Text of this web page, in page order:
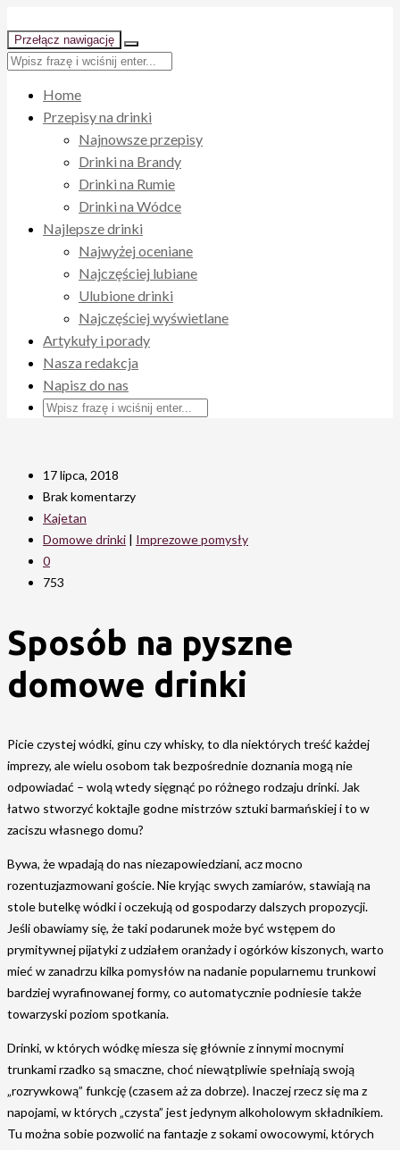
Przełącz nawigację
Home
Przepisy na drinki
Najnowsze przepisy
Drinki na Brandy
Drinki na Rumie
Drinki na Wódce
Najlepsze drinki
Najwyżej oceniane
Najczęściej lubiane
Ulubione drinki
Najczęściej wyświetlane
Artykuły i porady
Nasza redakcja
Napisz do nas
17 lipca, 2018
Brak komentarzy
Kajetan
Domowe drinki | Imprezowe pomysły
0
753
Sposób na pyszne
domowe drinki
Picie czystej wódki, ginu czy whisky, to dla niektórych treść każdej
imprezy, ale wielu osobom tak bezpośrednie doznania mogą nie
odpowiadać – wolą wtedy sięgnąć po różnego rodzaju drinki. Jak
łatwo stworzyć koktajle godne mistrzów sztuki barmańskiej i to w
zaciszu własnego domu?
Bywa, że wpadają do nas niezapowiedziani, acz mocno
rozentuzjazmowani goście. Nie kryjąc swych zamiarów, stawiają na
stole butelkę wódki i oczekują od gospodarzy dalszych propozycji.
Jeśli obawiamy się, że taki podarunek może być wstępem do
prymitywnej pijatyki z udziałem oranżady i ogórków kiszonych, warto
mieć w zanadrzu kilka pomysłów na nadanie popularnemu trunkowi
bardziej wyrafinowanej formy, co automatycznie podniesie także
towarzyski poziom spotkania.
Drinki, w których wódkę miesza się głównie z innymi mocnymi
trunkami rzadko są smaczne, choć niewątpliwie spełniają swoją
„rozrywkową” funkcję (czasem aż za dobrze). Inaczej rzecz się ma z
napojami, w których „czysta” jest jedynym alkoholowym składnikiem.
Tu można sobie pozwolić na fantazje z sokami owocowymi, których